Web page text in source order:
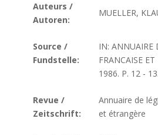
Auteurs /
Autoren:
MUELLER,
Source /
Fundstelle:
IN: ANNUAIRE
FRANCAISE ET
1986. P. 12 - 13.
Revue /
Zeitschrift:
Annuaire de
et étrangère